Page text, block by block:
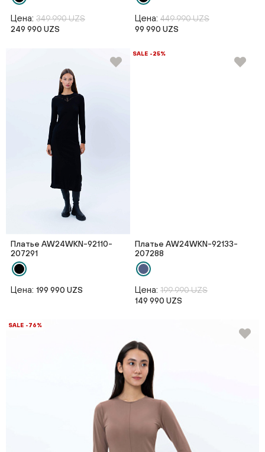
Цена: 349 990 UZS
249 990 UZS
Цена: 449 990 UZS
99 990 UZS
Платье AW24WKN-92110-
207291
Цена: 199 990 UZS
SALE -25%
Платье AW24WKN-92133-
207288
Цена: 199 990 UZS
149 990 UZS
SALE -76%